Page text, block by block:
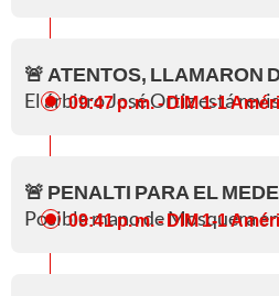
🚨 ATENTOS, LLAMARON
El árbitro José Ortiz está
09:47 p. m.- DIM 1-1
🚨 PENALTI PARA EL
Posible mano de Mosquera
09:41 p. m.- DIM 1-1